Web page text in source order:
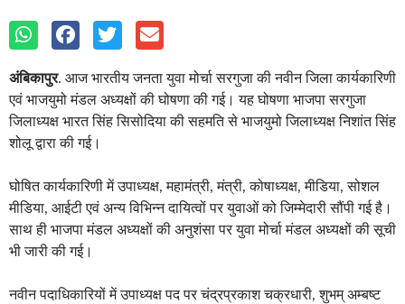
अंबिकापुर. आज भारतीय जनता युवा मोर्चा सरगुजा की नवीन जिला कार्यकारिणी
एवं भाजयुमो मंडल अध्यक्षों की घोषणा की गई। यह घोषणा भाजपा सरगुजा
जिलाध्यक्ष भारत सिंह सिसोदिया की सहमति से भाजयुमो जिलाध्यक्ष निशांत सिंह
शोलू द्वारा की गई।
घोषित कार्यकारिणी में उपाध्यक्ष, महामंत्री, मंत्री, कोषाध्यक्ष, मीडिया, सोशल
मीडिया, आईटी एवं अन्य विभिन्न दायित्वों पर युवाओं को जिम्मेदारी सौंपी गई है।
साथ ही भाजपा मंडल अध्यक्षों की अनुशंसा पर युवा मोर्चा मंडल अध्यक्षों की सूची
भी जारी की गई।
नवीन पदाधिकारियों में उपाध्यक्ष पद पर चंद्रप्रकाश चक्रधारी, शुभम् अम्बष्ट